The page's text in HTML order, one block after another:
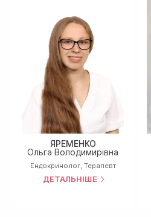
ЯРЕМЕНКО
Ольга Володимирівна
Ендокринолог, Терапевт
ДЕТАЛЬНІШЕ